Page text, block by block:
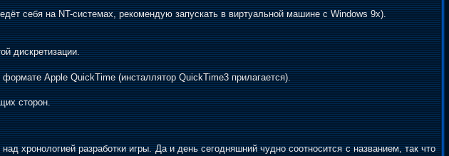
себя на NT-системах, рекомендую запускать в виртуальной машине с Windows 9x).
дискретизации.
Apple QuickTime (инсталлятор QuickTime3 прилагается).
сторон.
хронологией разработки игры. Да и день сегодняшний чудно соотносится с названием, так что